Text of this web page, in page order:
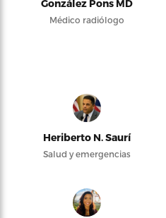
González Pons MD
Médico radiólogo
Heriberto N. Saurí
Salud y emergencias